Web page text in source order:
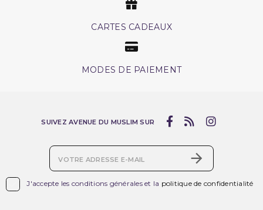
CARTES CADEAUX
MODES DE PAIEMENT
J'accepte les conditions générales et la politique de confidentialité
SUIVEZ AVENUE DU MUSLIM SUR